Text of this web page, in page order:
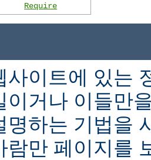
Require
사이트에 있는
이거나 이들만
명하는 기법을
람만 페이지를